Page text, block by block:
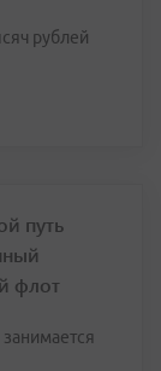
рублей
путь
флот